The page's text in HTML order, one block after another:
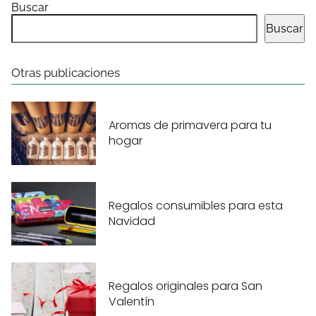
Buscar
Buscar
Otras publicaciones
Aromas de primavera para tu
hogar
Regalos consumibles para esta
Navidad
Regalos originales para San
Valentín